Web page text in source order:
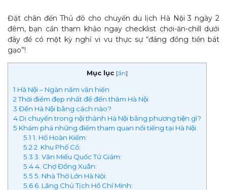
Đặt chân đến Thủ đô cho chuyến du lịch Hà Nội 3 ngày 2
đêm, bạn cần tham khảo ngay checklist chơi-ăn-chill dưới
đây để có một kỳ nghỉ vi vu thực sự “đáng đồng tiền bát
gạo”!
Mục lục [ẩn]
1 Hà Nội – Ngàn năm văn hiến
2Thời điểm đẹp nhất để đến thăm Hà Nội
3 Đến Hà Nội bằng cách nào?
4 Di chuyển trong nội thành Hà Nội bằng phương tiện gì?
5 Khám phá những điểm tham quan nổi tiếng tại Hà Nội.
5.1 1. Hồ Hoàn Kiếm:
5.2 2. Khu Phố Cổ:
5.3 3. Văn Miếu Quốc Tử Giám:
5.44. Chợ Đồng Xuân:
5.5 5. Nhà Thờ Lớn Hà Nội:
5.66. Lăng Chủ Tịch Hồ Chí Minh: